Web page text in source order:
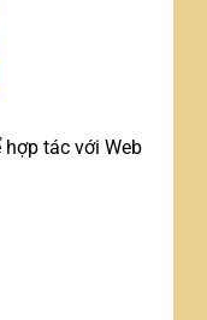
tác với Web